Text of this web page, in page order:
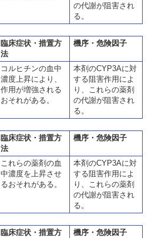
の代謝が阻害され
る。
臨床症状・措置方
法
機序・危険因子
コルヒチンの血中
濃度上昇により、
作用が増強される
おそれがある。
本剤のCYP3Aに対
する阻害作用によ
り、これらの薬剤
の代謝が阻害され
る。
臨床症状・措置方
法
機序・危険因子
これらの薬剤の血
中濃度を上昇させ
るおそれがある。
本剤のCYP3Aに対
する阻害作用によ
り、これらの薬剤
の代謝が阻害され
る。
臨床症状・措置方
機序・危険因子